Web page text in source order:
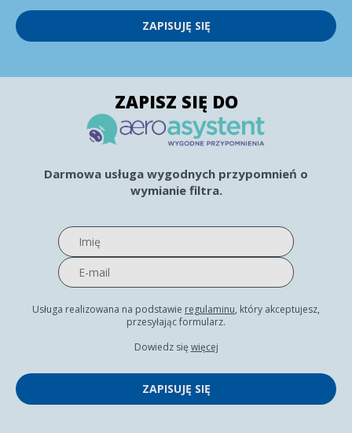
ZAPISUJĘ SIĘ
ZAPISZ SIĘ DO
Darmowa usługa wygodnych przypomnień o
wymianie filtra.
Usługa realizowana na podstawie regulaminu, który akceptujesz,
przesyłając formularz.
Dowiedz się więcej
ZAPISUJĘ SIĘ